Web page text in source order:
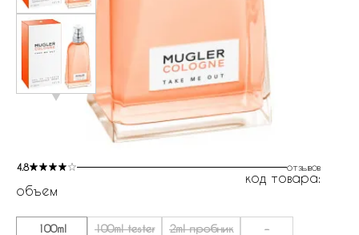
4.8 отзывов
код товара:
объем
100ml 100ml tester 2ml пробник -